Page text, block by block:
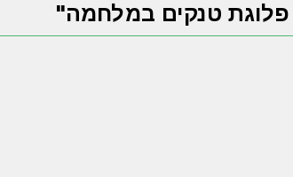
פלוגת טנקים במלחמה"